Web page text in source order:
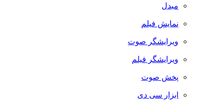
مبدل
نمایش فیلم
ویرایشگر صوت
ویرایشگر فیلم
پخش صوت
ابزار سی دی